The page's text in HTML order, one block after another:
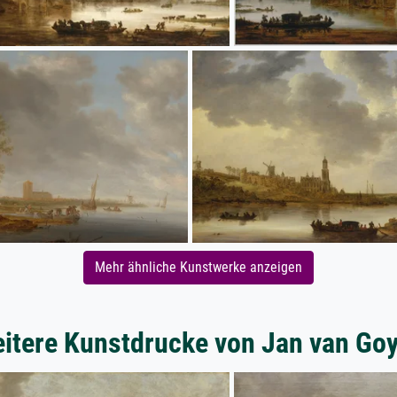
Mehr ähnliche Kunstwerke anzeigen
Kunstdrucke von Jan van